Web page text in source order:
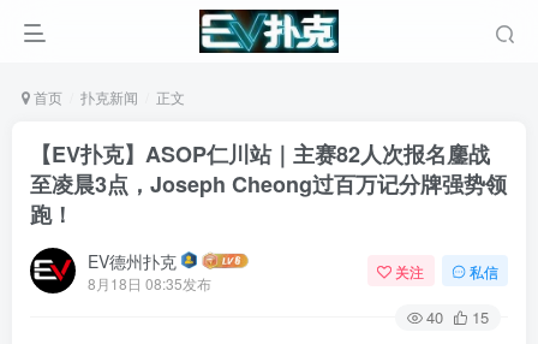
首页 扑克新闻 正文
【EV扑克】ASOP仁川站｜主赛82人次报名鏖战
至凌晨3点，Joseph Cheong过百万记分牌强势领
跑！
EV德州扑克
8月18日 08:35发布
关注 私信
40 15